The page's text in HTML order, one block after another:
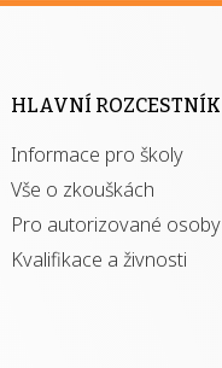
HLAVNÍ ROZCESTNÍK
Informace pro školy
Vše o zkouškách
Pro autorizované osoby
Kvalifikace a živnosti